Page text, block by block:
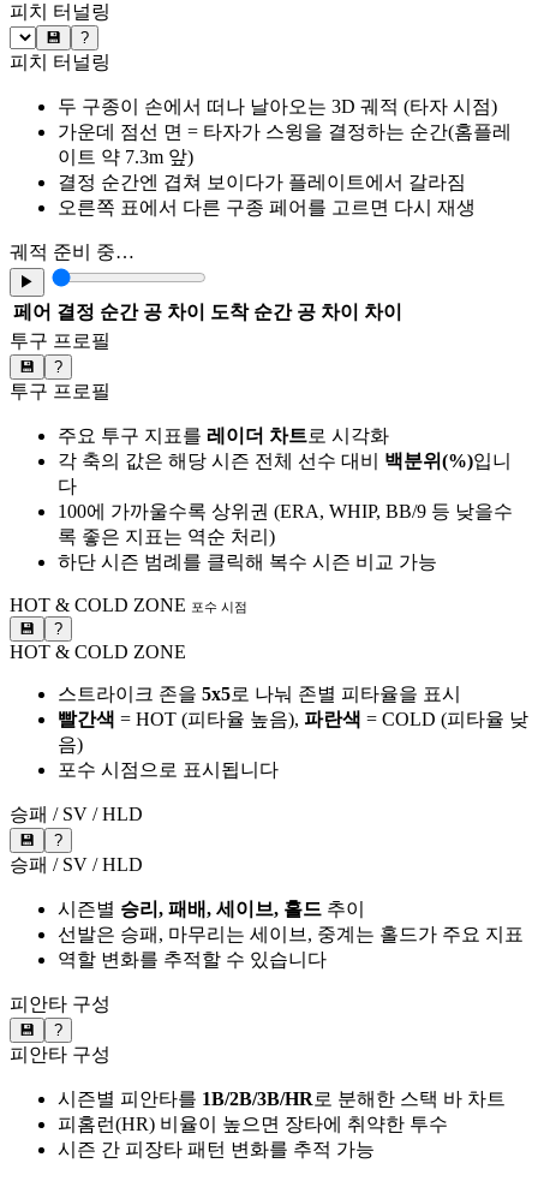
피치 터널링
💾 ?
피치 터널링
두 구종이 손에서 떠나 날아오는 3D 궤적 (타자 시점)
가운데 점선 면 = 타자가 스윙을 결정하는 순간(홈플레
이트 약 7.3m 앞)
결정 순간엔 겹쳐 보이다가 플레이트에서 갈라짐
오른쪽 표에서 다른 구종 페어를 고르면 다시 재생
궤적 준비 중…
▶
페어 결정 순간 공 차이 도착 순간 공 차이
차이
투구 프로필
💾 ?
투구 프로필
주요 투구 지표를 레이더 차트로 시각화
각 축의 값은 해당 시즌 전체 선수 대비 백분위(%)입니
다
100에 가까울수록 상위권 (ERA, WHIP, BB/9 등 낮을수
록 좋은 지표는 역순 처리)
하단 시즌 범례를 클릭해 복수 시즌 비교 가능
HOT & COLD ZONE 포수 시점
💾 ?
HOT & COLD ZONE
스트라이크 존을 5x5로 나눠 존별 피타율을 표시
빨간색 = HOT (피타율 높음), 파란색 = COLD (피타율 낮
음)
포수 시점으로 표시됩니다
승패 / SV / HLD
💾 ?
승패 / SV / HLD
시즌별 승리, 패배, 세이브, 홀드 추이
선발은 승패, 마무리는 세이브, 중계는 홀드가 주요 지표
역할 변화를 추적할 수 있습니다
피안타 구성
💾 ?
피안타 구성
시즌별 피안타를 1B/2B/3B/HR로 분해한 스택 바 차트
피홈런(HR) 비율이 높으면 장타에 취약한 투수
시즌 간 피장타 패턴 변화를 추적 가능